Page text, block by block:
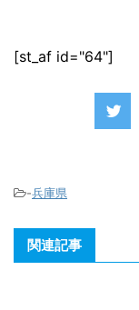
[st_af id="64"]
-兵庫県
関連記事